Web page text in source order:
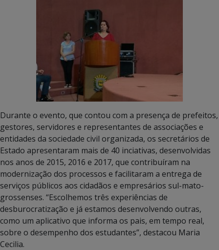
Durante o evento, que contou com a presença de prefeitos,
gestores, servidores e representantes de associações e
entidades da sociedade civil organizada, os secretários de
Estado apresentaram mais de 40 inciativas, desenvolvidas
nos anos de 2015, 2016 e 2017, que contribuíram na
modernização dos processos e facilitaram a entrega de
serviços públicos aos cidadãos e empresários sul-mato-
grossenses. “Escolhemos três experiências de
desburocratização e já estamos desenvolvendo outras,
como um aplicativo que informa os pais, em tempo real,
sobre o desempenho dos estudantes”, destacou Maria
Cecilia.